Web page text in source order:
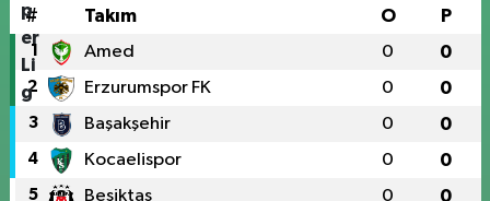
# Takım O P
1 Amed 0 0
2 Erzurumspor FK 0 0
3 Başakşehir 0 0
4 Kocaelispor 0 0
5 Beşiktaş 0 0